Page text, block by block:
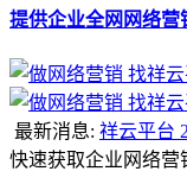
提供企业全网网络营
最新消息: 祥云平台
快速获取企业网络营